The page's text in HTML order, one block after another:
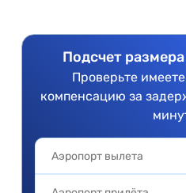
Подсчет
Проверьте
компенсацию за